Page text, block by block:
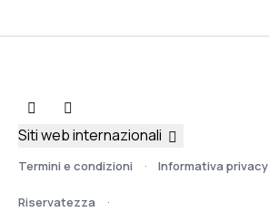
Termini e condizioni Informativa privacy
Riservatezza
Siti web internazionali